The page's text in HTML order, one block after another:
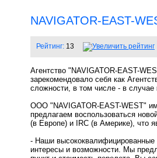
NAVIGATOR-EAST-
Рейтинг: 13
Агентство "NAVIGATOR-EAST-
зарекомендовало себя как
сложности, в том числе - в случае
ООО "NAVIGATOR-EAST-WEST"
предлагаем воспользоваться
(в Европе) и IRC (в Америке), что
- Наши высококвалифицированные
интересы и возможности. Мы